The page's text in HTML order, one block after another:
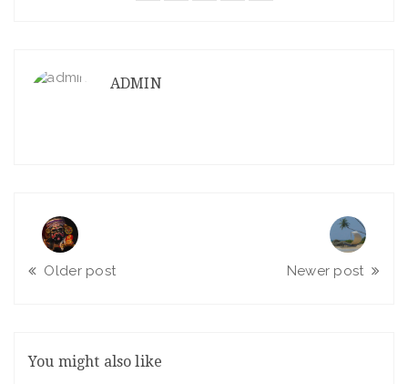
ADMIN
Older post Newer post
You might also like